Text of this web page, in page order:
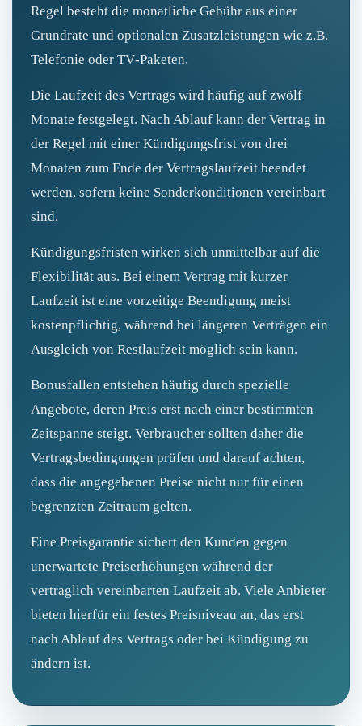
Regel besteht die monatliche Gebühr aus einer
Grundrate und optionalen Zusatzleistungen wie z.B.
Telefonie oder TV‑Paketen.
Die Laufzeit des Vertrags wird häufig auf zwölf
Monate festgelegt. Nach Ablauf kann der Vertrag in
der Regel mit einer Kündigungsfrist von drei
Monaten zum Ende der Vertragslaufzeit beendet
werden, sofern keine Sonderkonditionen vereinbart
sind.
Kündigungsfristen wirken sich unmittelbar auf die
Flexibilität aus. Bei einem Vertrag mit kurzer
Laufzeit ist eine vorzeitige Beendigung meist
kostenpflichtig, während bei längeren Verträgen ein
Ausgleich von Restlaufzeit möglich sein kann.
Bonusfallen entstehen häufig durch spezielle
Angebote, deren Preis erst nach einer bestimmten
Zeitspanne steigt. Verbraucher sollten daher die
Vertragsbedingungen prüfen und darauf achten,
dass die angegebenen Preise nicht nur für einen
begrenzten Zeitraum gelten.
Eine Preisgarantie sichert den Kunden gegen
unerwartete Preiserhöhungen während der
vertraglich vereinbarten Laufzeit ab. Viele Anbieter
bieten hierfür ein festes Preisniveau an, das erst
nach Ablauf des Vertrags oder bei Kündigung zu
ändern ist.